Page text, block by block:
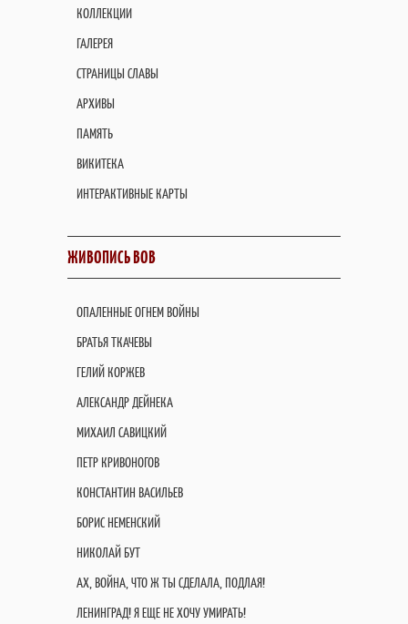
КОЛЛЕКЦИИ
ГАЛЕРЕЯ
СТРАНИЦЫ СЛАВЫ
АРХИВЫ
ПАМЯТЬ
ВИКИТЕКА
ИНТЕРАКТИВНЫЕ КАРТЫ
ЖИВОПИСЬ ВОВ
ОПАЛЕННЫЕ ОГНЕМ ВОЙНЫ
БРАТЬЯ ТКАЧЕВЫ
ГЕЛИЙ КОРЖЕВ
АЛЕКСАНДР ДЕЙНЕКА
МИХАИЛ САВИЦКИЙ
ПЕТР КРИВОНОГОВ
КОНСТАНТИН ВАСИЛЬЕВ
БОРИС НЕМЕНСКИЙ
НИКОЛАЙ БУТ
АХ, ВОЙНА, ЧТО Ж ТЫ СДЕЛАЛА, ПОДЛАЯ!
ЛЕНИНГРАД! Я ЕЩЕ НЕ ХОЧУ УМИРАТЬ!